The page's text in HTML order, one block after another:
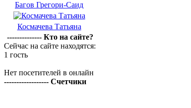
Багов Грегори-Саид
Космачева Татьяна
-------------- Кто на сайте?
Сейчас на сайте находятся:
1 гость
Нет посетителей в онлайн
------------------ Счетчики